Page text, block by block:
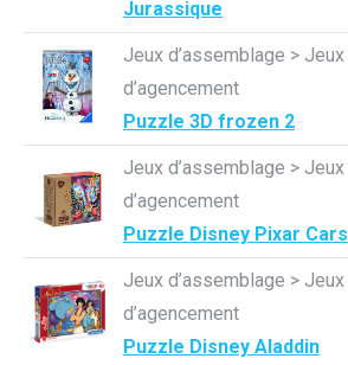
Jurassique
Jeux d’assemblage > Jeux
d’agencement
Puzzle 3D frozen 2
Jeux d’assemblage > Jeux
d’agencement
Puzzle Disney Pixar Cars
Jeux d’assemblage > Jeux
d’agencement
Puzzle Disney Aladdin